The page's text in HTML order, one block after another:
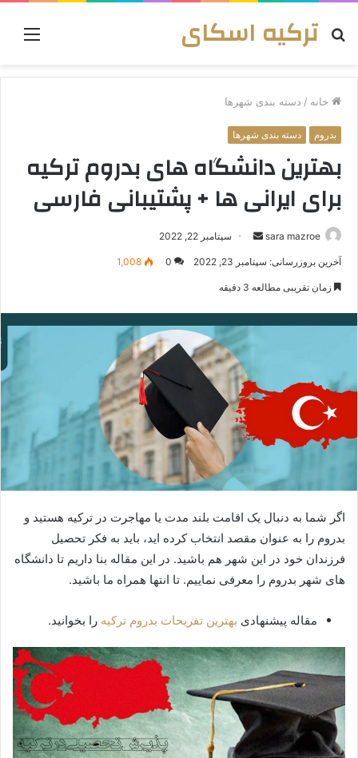
منو ترکیه اسکای
جستجو
خانه / دسته بندی شهرها
بدروم دسته بندی شهرها
بهترین دانشگاه های بدروم ترکیه
برای ایرانی ها + پشتیبانی فارسی
sara mazroe
ارسالسپتامبر 22, 2022
آخرین بروزرسانی: سپتامبر 23, 2022 0
1,008
زمان تقریبی مطالعه 3 دقیقه
اگر شما به دنبال یک اقامت بلند مدت یا مهاجرت در ترکیه هستید و
بدروم را به عنوان مقصد انتخاب کرده اید، باید به فکر تحصیل
فرزندان خود در این شهر هم باشید. در این مقاله بنا داریم تا دانشگاه
های شهر بدروم را معرفی نماییم. تا انتها همراه ما باشید.
مقاله پیشنهادی بهترین تفریحات بدروم ترکیه را بخوانید.